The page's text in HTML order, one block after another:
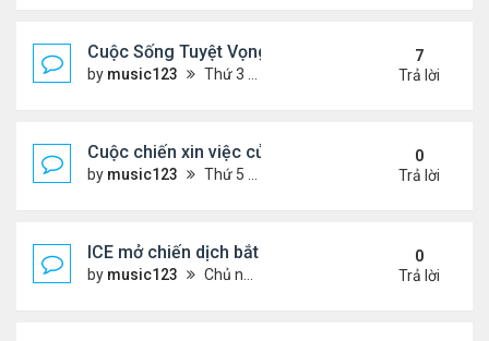
Cuộc Sống Tuyệt Vọng Của Người Việt Vượt Biên
by music123 Thứ 3 Tháng 11 25, 2025 2:44 pm
7
Trả lời
Cuộc chiến xin việc của du học sinh Việt ở Mỹ
by music123 Thứ 5 Tháng 12 11, 2025 6:32 pm
0
Trả lời
ICE mở chiến dịch bắt giữ.. người Việt
by music123 Chủ nhật Tháng 12 07, 2025 5:50 pm
0
Trả lời